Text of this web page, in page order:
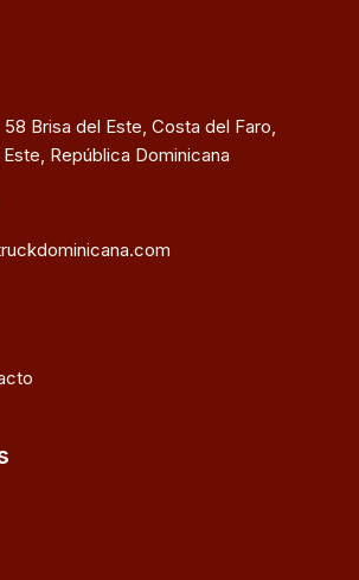
Brisa del Este, Costa del Faro,
República Dominicana